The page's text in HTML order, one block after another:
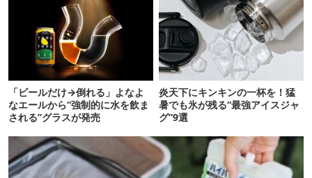
「ビールだけ→倒れる」よなよ
なエールから“強制的に水を飲ま
される”グラスが発売
炎天下にキンキンの一杯を！猛
暑でも氷が残る“最強アイスジャ
グ”9選